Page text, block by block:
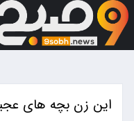
این زن بچه های